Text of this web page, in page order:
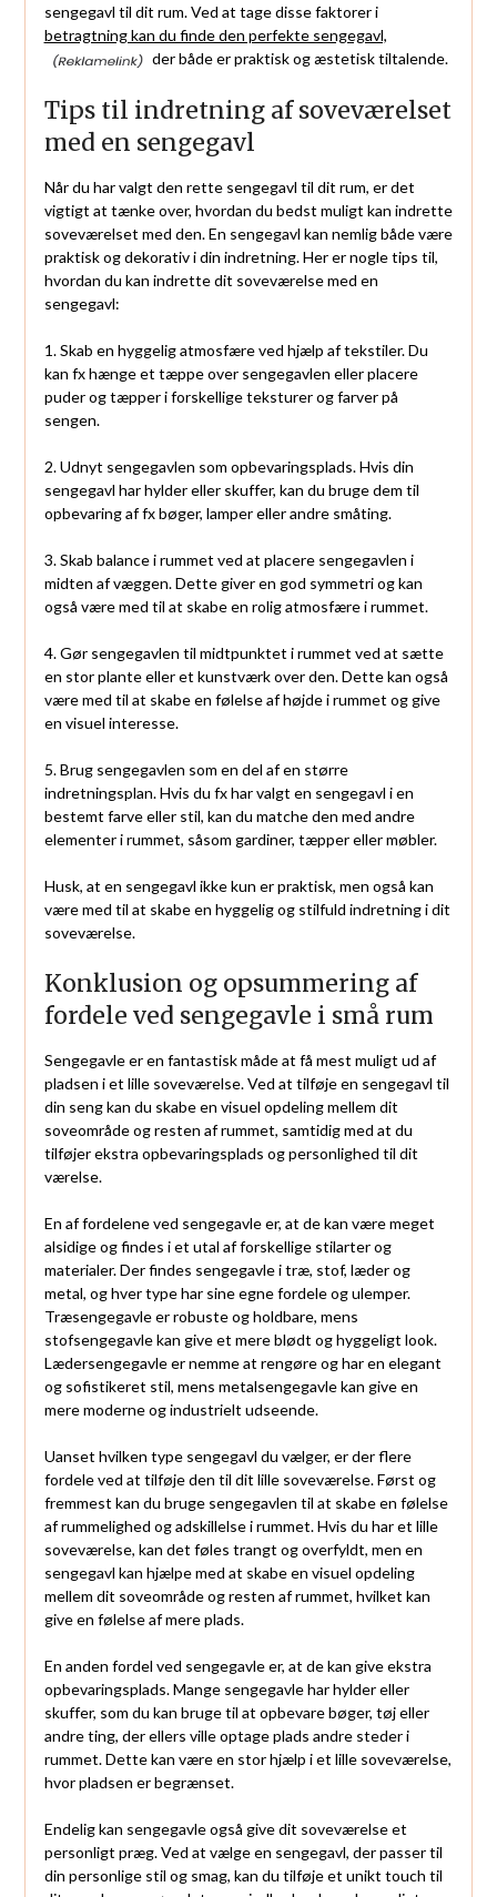
sengegavl til dit rum. Ved at tage disse faktorer i
betragtning kan du finde den perfekte sengegavl,
der både er praktisk og æstetisk tiltalende.
Tips til indretning af soveværelset
med en sengegavl
Når du har valgt den rette sengegavl til dit rum, er det
vigtigt at tænke over, hvordan du bedst muligt kan indrette
soveværelset med den. En sengegavl kan nemlig både være
praktisk og dekorativ i din indretning. Her er nogle tips til,
hvordan du kan indrette dit soveværelse med en
sengegavl:
1. Skab en hyggelig atmosfære ved hjælp af tekstiler. Du
kan fx hænge et tæppe over sengegavlen eller placere
puder og tæpper i forskellige teksturer og farver på
sengen.
2. Udnyt sengegavlen som opbevaringsplads. Hvis din
sengegavl har hylder eller skuffer, kan du bruge dem til
opbevaring af fx bøger, lamper eller andre småting.
3. Skab balance i rummet ved at placere sengegavlen i
midten af væggen. Dette giver en god symmetri og kan
også være med til at skabe en rolig atmosfære i rummet.
4. Gør sengegavlen til midtpunktet i rummet ved at sætte
en stor plante eller et kunstværk over den. Dette kan også
være med til at skabe en følelse af højde i rummet og give
en visuel interesse.
5. Brug sengegavlen som en del af en større
indretningsplan. Hvis du fx har valgt en sengegavl i en
bestemt farve eller stil, kan du matche den med andre
elementer i rummet, såsom gardiner, tæpper eller møbler.
Husk, at en sengegavl ikke kun er praktisk, men også kan
være med til at skabe en hyggelig og stilfuld indretning i dit
soveværelse.
Konklusion og opsummering af
fordele ved sengegavle i små rum
Sengegavle er en fantastisk måde at få mest muligt ud af
pladsen i et lille soveværelse. Ved at tilføje en sengegavl til
din seng kan du skabe en visuel opdeling mellem dit
soveområde og resten af rummet, samtidig med at du
tilføjer ekstra opbevaringsplads og personlighed til dit
værelse.
En af fordelene ved sengegavle er, at de kan være meget
alsidige og findes i et utal af forskellige stilarter og
materialer. Der findes sengegavle i træ, stof, læder og
metal, og hver type har sine egne fordele og ulemper.
Træsengegavle er robuste og holdbare, mens
stofsengegavle kan give et mere blødt og hyggeligt look.
Lædersengegavle er nemme at rengøre og har en elegant
og sofistikeret stil, mens metalsengegavle kan give en
mere moderne og industrielt udseende.
Uanset hvilken type sengegavl du vælger, er der flere
fordele ved at tilføje den til dit lille soveværelse. Først og
fremmest kan du bruge sengegavlen til at skabe en følelse
af rummelighed og adskillelse i rummet. Hvis du har et lille
soveværelse, kan det føles trangt og overfyldt, men en
sengegavl kan hjælpe med at skabe en visuel opdeling
mellem dit soveområde og resten af rummet, hvilket kan
give en følelse af mere plads.
En anden fordel ved sengegavle er, at de kan give ekstra
opbevaringsplads. Mange sengegavle har hylder eller
skuffer, som du kan bruge til at opbevare bøger, tøj eller
andre ting, der ellers ville optage plads andre steder i
rummet. Dette kan være en stor hjælp i et lille soveværelse,
hvor pladsen er begrænset.
Endelig kan sengegavle også give dit soveværelse et
personligt præg. Ved at vælge en sengegavl, der passer til
din personlige stil og smag, kan du tilføje et unikt touch til